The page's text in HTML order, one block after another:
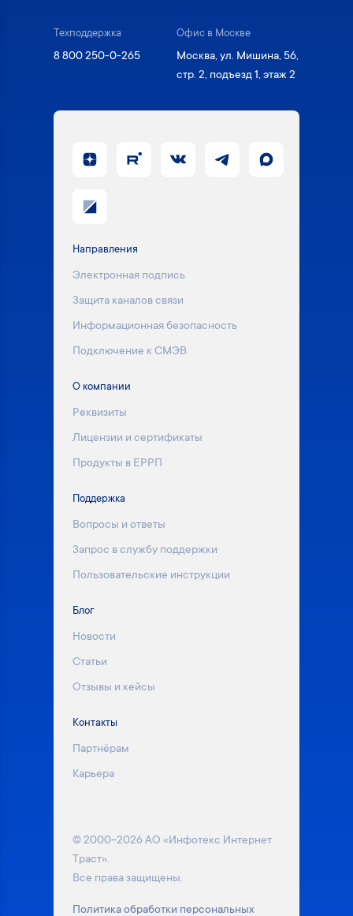
Техподдержка
8 800 250-0-265
Офис в Москве
Москва, ул. Мишина, 56,
стр. 2, подъезд 1, этаж 2
Направления
Электронная подпись
Защита каналов связи
Информационная безопасность
Подключение к СМЭВ
О компании
Реквизиты
Лицензии и сертификаты
Продукты в ЕРРП
Поддержка
Вопросы и ответы
Запрос в службу поддержки
Пользовательские инструкции
Блог
Новости
Статьи
Отзывы и кейсы
Контакты
Партнёрам
Карьера
© 2000–2026 АО «Инфотекс Интернет
Траст».
Все права защищены.
Политика обработки персональных